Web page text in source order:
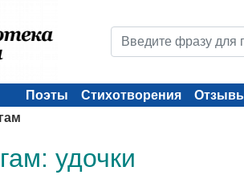
Поэты Стихотворения
удочки